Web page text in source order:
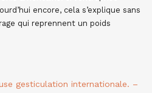
encore, cela s’explique sans
qui reprennent un poids
gesticulation internationale. –